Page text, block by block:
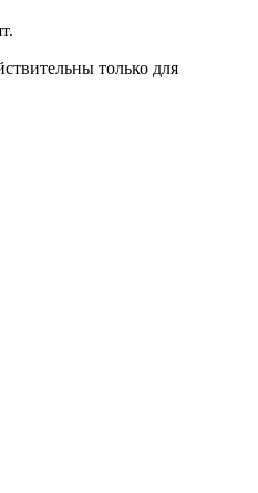
только для